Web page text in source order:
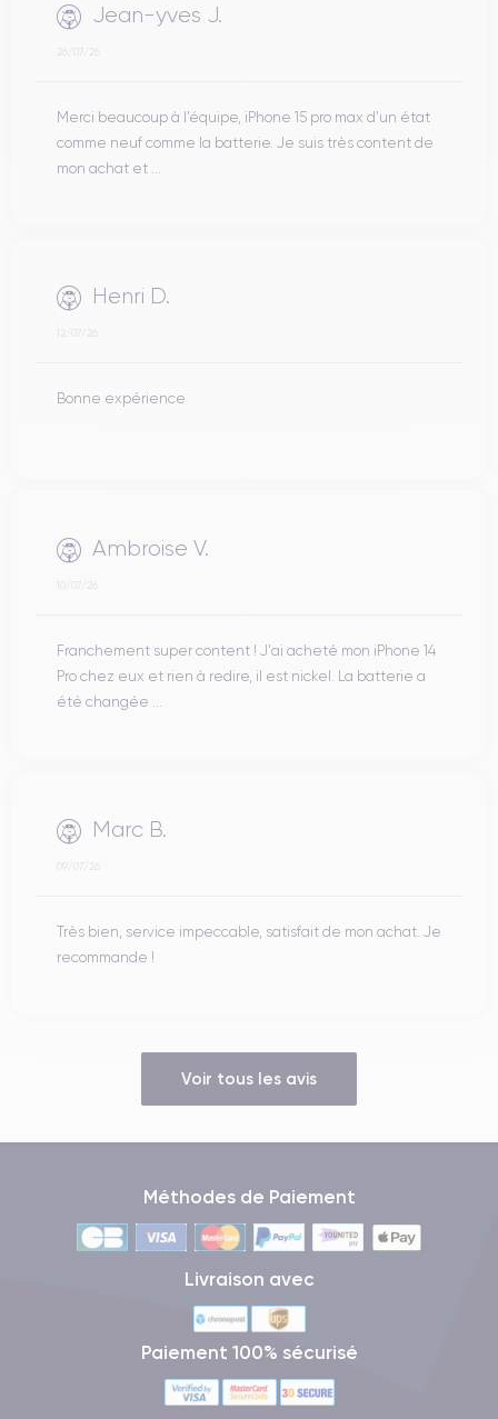
Jean-yves J.
26/07/26
Merci beaucoup à l’équipe, iPhone 15 pro max d’un état
comme neuf comme la batterie. Je suis très content de
mon achat et ...
Henri D.
12/07/26
Bonne expérience
Ambroise V.
10/07/26
Franchement super content ! J'ai acheté mon iPhone 14
Pro chez eux et rien à redire, il est nickel. La batterie a
été changée ...
Marc B.
09/07/26
Très bien, service impeccable, satisfait de mon achat. Je
recommande !
Voir tous les avis
Méthodes de Paiement
Livraison avec
Paiement 100% sécurisé